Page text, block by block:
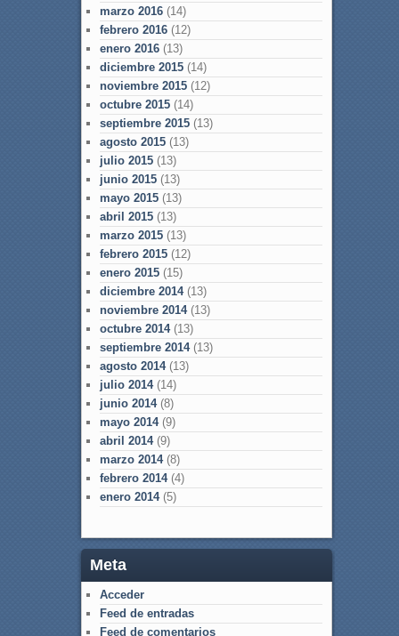
marzo 2016(14)
febrero 2016(12)
enero 2016(13)
diciembre 2015(14)
noviembre 2015(12)
octubre 2015(14)
septiembre 2015(13)
agosto 2015(13)
julio 2015(13)
junio 2015(13)
mayo 2015(13)
abril 2015(13)
marzo 2015(13)
febrero 2015(12)
enero 2015(15)
diciembre 2014(13)
noviembre 2014(13)
octubre 2014(13)
septiembre 2014(13)
agosto 2014(13)
julio 2014(14)
junio 2014(8)
mayo 2014(9)
abril 2014(9)
marzo 2014(8)
febrero 2014(4)
enero 2014(5)
Meta
Acceder
Feed de entradas
Feed de comentarios